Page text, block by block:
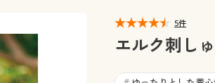
日用品
寝具・ベッド
カーテン・ラグ・ファブリック
5件
エルク刺し